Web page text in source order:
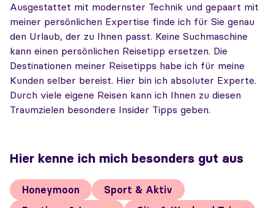
Ausgestattet mit modernster Technik und gepaart mit
meiner persönlichen Expertise finde ich für Sie genau
den Urlaub, der zu Ihnen passt. Keine Suchmaschine
kann einen persönlichen Reisetipp ersetzen. Die
Destinationen meiner Reisetipps habe ich für meine
Kunden selber bereist. Hier bin ich absoluter Experte.
Durch viele eigene Reisen kann ich Ihnen zu diesen
Traumzielen besondere Insider Tipps geben.
Hier kenne ich mich besonders gut aus
Honeymoon
Sport & Aktiv